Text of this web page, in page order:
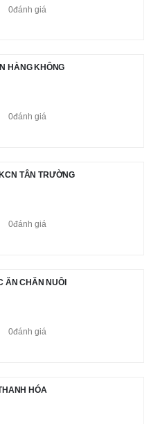
0đánh giá
HÀNG KHÔNG
0đánh giá
TÂN TRƯỜNG
0đánh giá
ĂN CHĂN NUÔI
0đánh giá
HÓA